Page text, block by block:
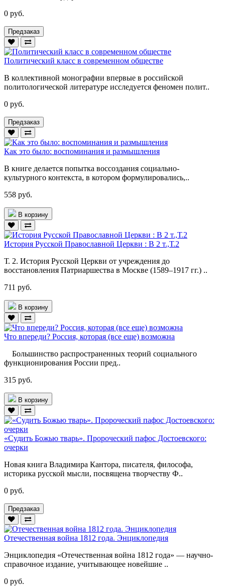
0 руб.
Предзаказ
Политический класс в современном обществе
В коллективной монографии впервые в российской
политологической литературе исследуется феномен полит..
0 руб.
Предзаказ
Как это было: воспоминания и размышления
В книге делается попытка воссоздания социально-
культурного контекста, в котором формулировались,..
558 руб.
В корзину
История Русской Православной Церкви : В 2 т.,Т.2
Т. 2. История Русской Церкви от учреждения до
восстановления Патриаршества в Москве (1589–1917 гг.) ..
711 руб.
В корзину
Что впереди? Россия, которая (все еще) возможна
Большинство распространенных теорий социального
функционирования России пред..
315 руб.
В корзину
«Судить Божью тварь». Пророческий пафос Достоевского:
очерки
Новая книга Владимира Кантора, писателя, философа,
историка русской мысли, посвящена творчеству Ф..
0 руб.
Предзаказ
Отечественная война 1812 года. Энциклопедия
Энциклопедия «Отечественная война 1812 года» — научно-
справочное издание, учитывающее новейшие ..
0 руб.